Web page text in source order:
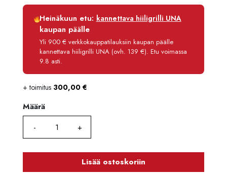
Luottoaika
12 kk
Korko
Käsittelymaksu
3,90 €/kk
Maksettava yhteensä
Heinäkuun etu:kannettava hiiligrilli UNA
kaupan päälle
Yli 900 € verkkokauppatilauksiin kaupan päälle
kannettava hiiligrilli UNA (ovh. 139 €). Etu voimassa
9.8 asti.
+ toimitus 300,00 €
Määrä
Määrä
Lisää ostoskoriin